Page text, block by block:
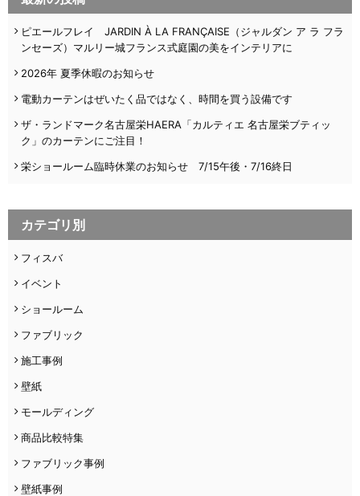
ピエールフレイ JARDIN À LA FRANÇAISE（ジャルダン ア ラ フラ
ンセーズ）マルリー城フランス式庭園の美をインテリアに
2026年 夏季休暇のお知らせ
電動カーテンはぜいたく品ではなく、時間を買う設備です
ザ・ランドマーク名古屋栄HAERA「カルティエ 名古屋栄ブティッ
ク」のカーテンにご注目！
栄ショールーム臨時休業のお知らせ 7/15午後・7/16終日
カテゴリ別
フィスバ
イベント
ショールーム
ファブリック
施工事例
壁紙
モールディング
商品比較特集
ファブリック事例
壁紙事例